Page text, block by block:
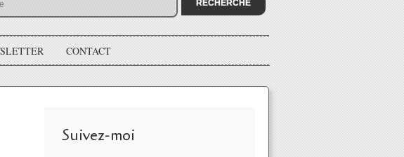
CONTACT
Suivez-moi